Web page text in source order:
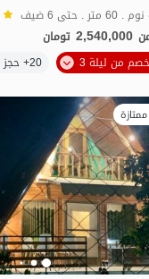
2,540,000 تومان
20+ حجز ناجح
ممتازة